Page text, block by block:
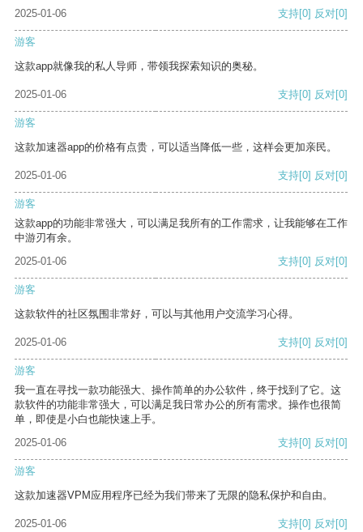
2025-01-06 支持[0] 反对[0]
游客
这款app就像我的私人导师，带领我探索知识的奥秘。
2025-01-06 支持[0] 反对[0]
游客
这款加速器app的价格有点贵，可以适当降低一些，这样会更加亲民。
2025-01-06 支持[0] 反对[0]
游客
这款app的功能非常强大，可以满足我所有的工作需求，让我能够在工作
中游刃有余。
2025-01-06
支持[0] 反对[0]
游客
这款软件的社区氛围非常好，可以与其他用户交流学习心得。
2025-01-06 支持[0] 反对[0]
游客
我一直在寻找一款功能强大、操作简单的办公软件，终于找到了它。这
款软件的功能非常强大，可以满足我日常办公的所有需求。操作也很简
单，即使是小白也能快速上手。
2025-01-06
支持[0] 反对[0]
游客
这款加速器VPM应用程序已经为我们带来了无限的隐私保护和自由。
2025-01-06 支持[0] 反对[0]